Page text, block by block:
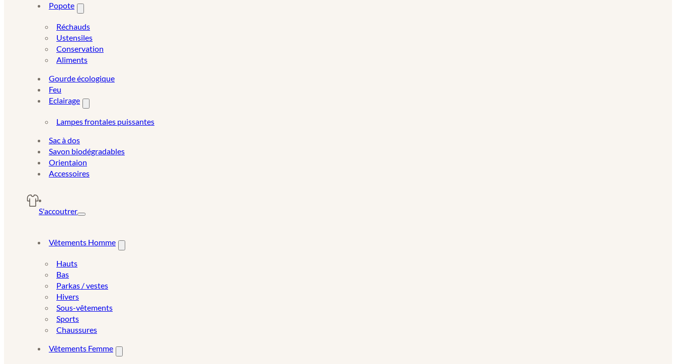
Popote
Réchauds
Ustensiles
Conservation
Aliments
Gourde écologique
Feu
Eclairage
Lampes frontales puissantes
Sac à dos
Savon biodégradables
Orientaion
Accessoires
S'accoutrer
Vêtements Homme
Hauts
Bas
Parkas / vestes
Hivers
Sous-vêtements
Sports
Chaussures
Vêtements Femme